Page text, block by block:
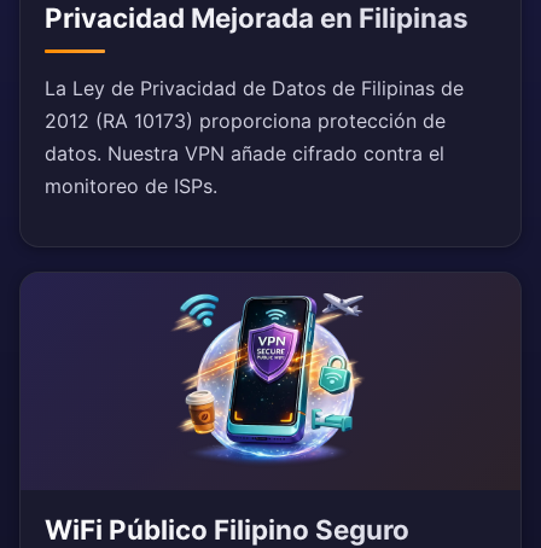
Privacidad Mejorada en Filipinas
La Ley de Privacidad de Datos de Filipinas de
2012 (RA 10173) proporciona protección de
datos. Nuestra VPN añade cifrado contra el
monitoreo de ISPs.
WiFi Público Filipino Seguro